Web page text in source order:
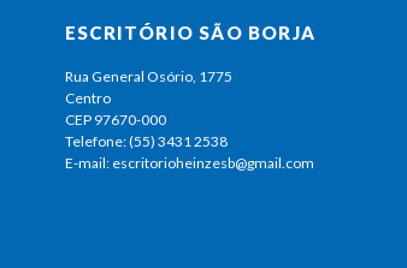
ESCRITÓRIO SÃO BORJA
Rua General Osório, 1775
Centro
CEP 97670-000
Telefone: (55) 3431 2538
E-mail: escritorioheinzesb@gmail.com